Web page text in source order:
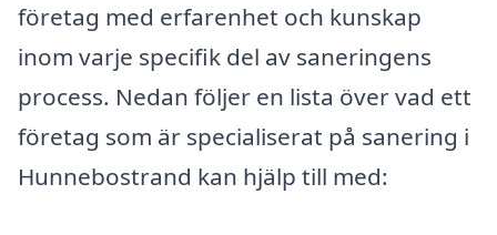
företag med erfarenhet och kunskap
inom varje specifik del av saneringens
process. Nedan följer en lista över vad ett
företag som är specialiserat på sanering i
Hunnebostrand kan hjälp till med: